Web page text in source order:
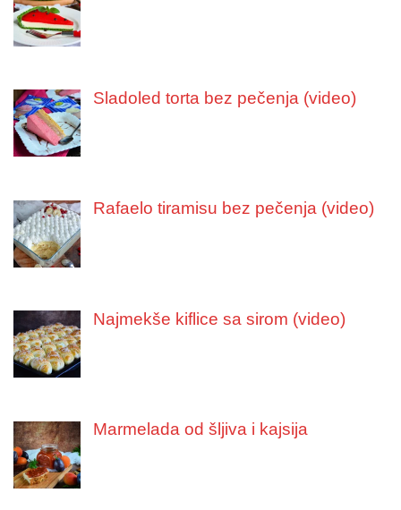
Sladoled torta bez pečenja (video)
Rafaelo tiramisu bez pečenja (video)
Najmekše kiflice sa sirom (video)
Marmelada od šljiva i kajsija